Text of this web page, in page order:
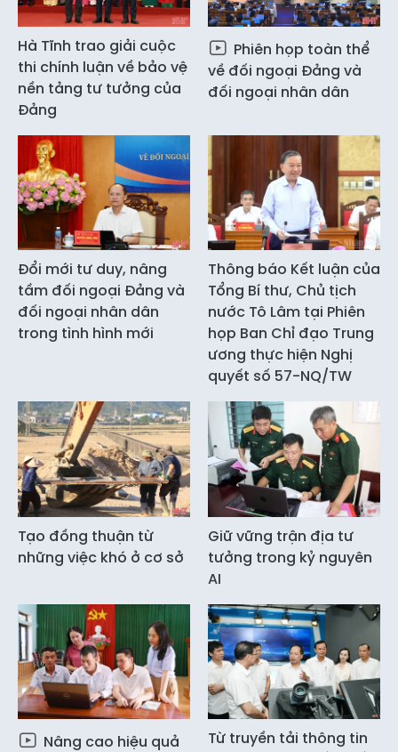
Hà Tĩnh trao giải cuộc
thi chính luận về bảo vệ
nền tảng tư tưởng của
Đảng
Phiên họp toàn thể
về đối ngoại Đảng và
đối ngoại nhân dân
Đổi mới tư duy, nâng
tầm đối ngoại Đảng và
đối ngoại nhân dân
trong tình hình mới
Thông báo Kết luận của
Tổng Bí thư, Chủ tịch
nước Tô Lâm tại Phiên
họp Ban Chỉ đạo Trung
ương thực hiện Nghị
quyết số 57-NQ/TW
Tạo đồng thuận từ
những việc khó ở cơ sở
Giữ vững trận địa tư
tưởng trong kỷ nguyên
AI
Nâng cao hiệu quả
Từ truyền tải thông tin